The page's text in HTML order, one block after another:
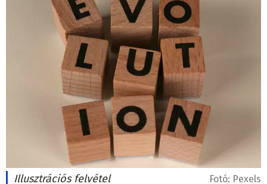
Illusztrációs felvétel Fotó: Pexels